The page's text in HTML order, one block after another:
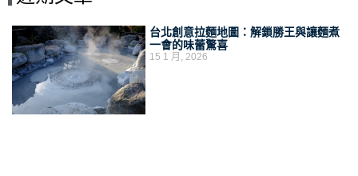
台北創意拉麵地圖：解鎖勝王與讓麵煮
一會的味蕾驚喜
15 1 月, 2026